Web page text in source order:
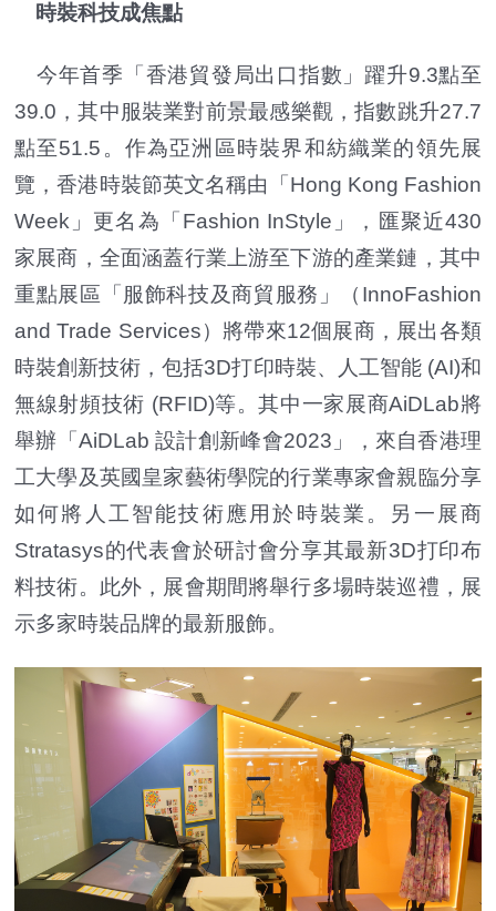
時裝科技成焦點
今年首季「香港貿發局出口指數」躍升9.3點至
39.0，其中服裝業對前景最感樂觀，指數跳升27.7
點至51.5。作為亞洲區時裝界和紡織業的領先展
覽，香港時裝節英文名稱由「Hong Kong Fashion
Week」更名為「Fashion InStyle」，匯聚近430
家展商，全面涵蓋行業上游至下游的產業鏈，其中
重點展區「服飾科技及商貿服務」（InnoFashion
and Trade Services）將帶來12個展商，展出各類
時裝創新技術，包括3D打印時裝、人工智能 (AI)和
無線射頻技術 (RFID)等。其中一家展商AiDLab將
舉辦「AiDLab 設計創新峰會2023」，來自香港理
工大學及英國皇家藝術學院的行業專家會親臨分享
如何將人工智能技術應用於時裝業。另一展商
Stratasys的代表會於研討會分享其最新3D打印布
料技術。此外，展會期間將舉行多場時裝巡禮，展
示多家時裝品牌的最新服飾。